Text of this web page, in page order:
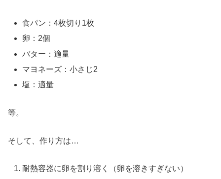
食パン：4枚切り1枚
卵：2個
バター：適量
マヨネーズ：小さじ2
塩：適量
等。
そして、作り方は…
耐熱容器に卵を割り溶く（卵を溶きすぎない）